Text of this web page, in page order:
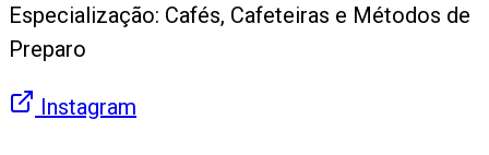
Especialização: Cafés, Cafeteiras e Métodos de
Preparo
Instagram